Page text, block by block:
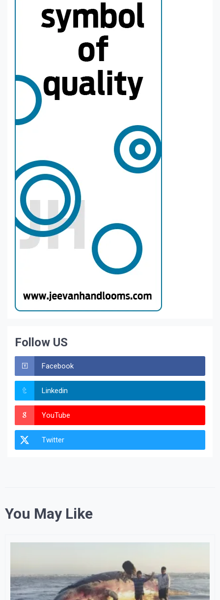
Follow US
Facebook
Linkedin
YouTube
Twitter
You May Like